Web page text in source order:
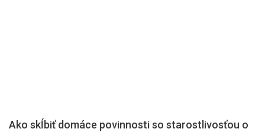
Ako skĺbiť domáce povinnosti so starostlivosťou o